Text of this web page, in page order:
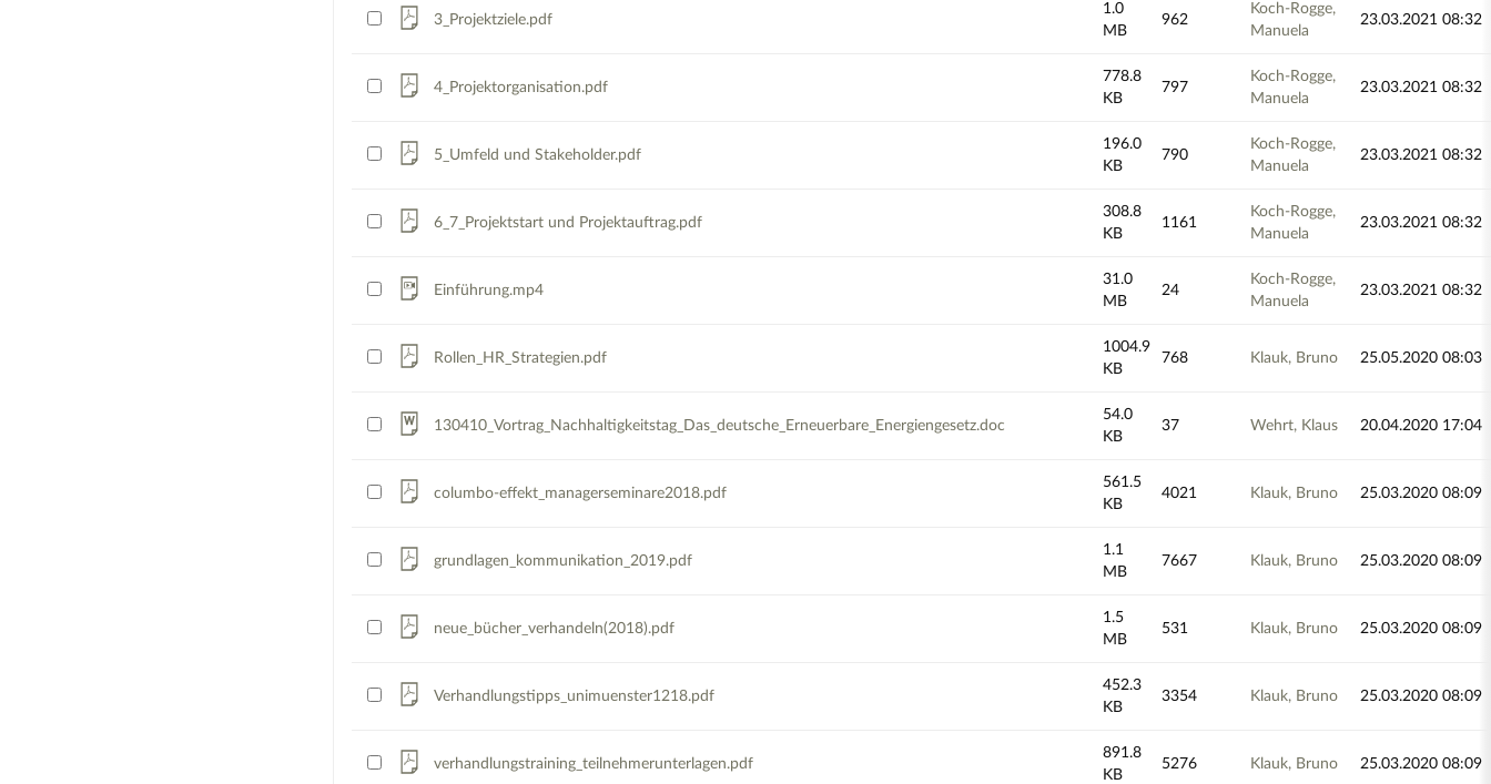
3_Projektziele.pdf
1.0
MB
962
Koch-Rogge,
Manuela
23.03.2021 08:32
4_Projektorganisation.pdf
778.8
KB
797
Koch-Rogge,
Manuela
23.03.2021 08:32
5_Umfeld und Stakeholder.pdf
196.0
KB
790
Koch-Rogge,
Manuela
23.03.2021 08:32
6_7_Projektstart und Projektauftrag.pdf
308.8
KB
1161
Koch-Rogge,
Manuela
23.03.2021 08:32
Einführung.mp4
31.0
MB
24
Koch-Rogge,
Manuela
23.03.2021 08:32
Rollen_HR_Strategien.pdf
1004.9
KB
768 Klauk, Bruno 25.05.2020 08:03
130410_Vortrag_Nachhaltigkeitstag_Das_deutsche_Erneuerbare_Energiengesetz.doc
54.0
KB
37 Wehrt, Klaus 20.04.2020 17:04
columbo-effekt_managerseminare2018.pdf
561.5
KB
4021 Klauk, Bruno 25.03.2020 08:09
grundlagen_kommunikation_2019.pdf
1.1
MB
7667 Klauk, Bruno 25.03.2020 08:09
neue_bücher_verhandeln(2018).pdf
1.5
MB
531 Klauk, Bruno 25.03.2020 08:09
Verhandlungstipps_unimuenster1218.pdf
452.3
KB
3354 Klauk, Bruno 25.03.2020 08:09
verhandlungstraining_teilnehmerunterlagen.pdf
891.8
KB
5276 Klauk, Bruno 25.03.2020 08:09